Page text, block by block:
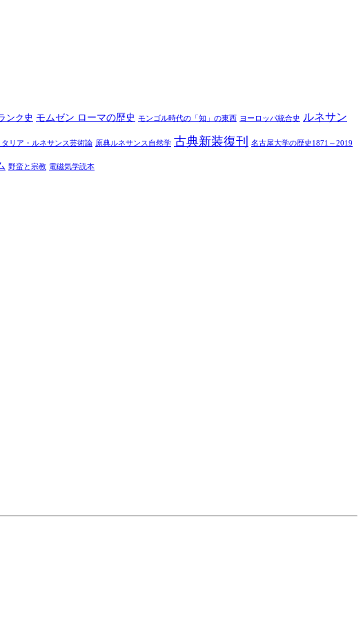
ンク史 モムゼン ローマの歴史 モンゴル時代の「知」の東西 ヨーロッパ統合史 ルネサン
タリア・ルネサンス芸術論 原典ルネサンス自然学 古典新装復刊 名古屋大学の歴史1871～2019
野蛮と宗教 電磁気学読本